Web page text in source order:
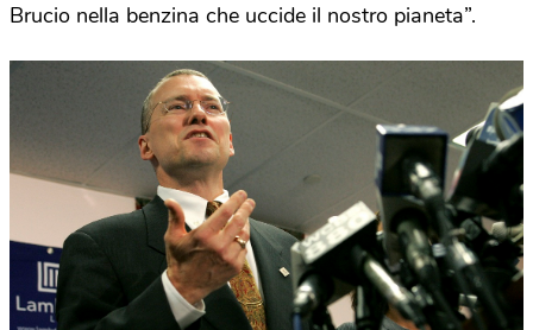
Brucio nella benzina che uccide il nostro pianeta”.